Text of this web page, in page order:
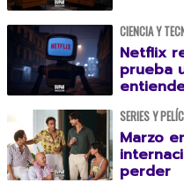
CIENCIA Y
Netflix
prueba
SERIES Y
Marzo
perder